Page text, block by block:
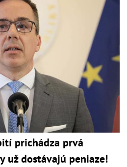
prichádza prvá
už dostávajú peniaze!